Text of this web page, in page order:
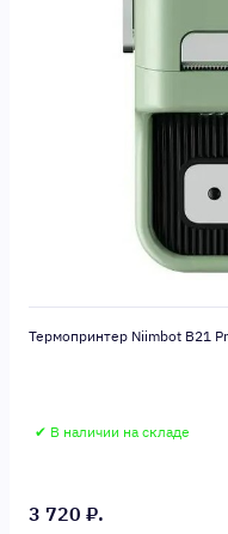
Термопринтер Niimbot B21
✔ В наличии на складе
3 720 ₽.